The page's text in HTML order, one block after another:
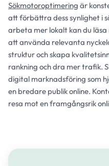
Sökmotoroptimering är
att förbättra dess synlighet i
arbeta mer lokalt kan du läsa
att använda relevanta
struktur och skapa
rankning och dra mer trafik.
digital marknadsföring som
en bredare publik online.
resa mot en framgångsrik